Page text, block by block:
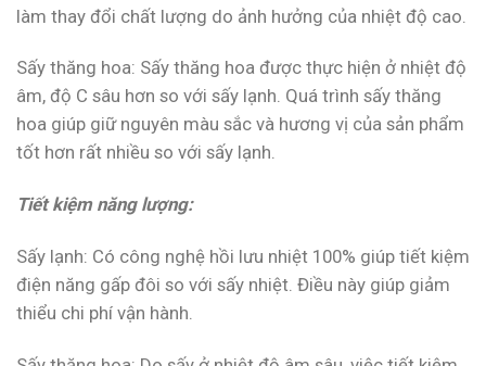
làm thay đổi chất lượng do ảnh hưởng của nhiệt độ cao.
Sấy thăng hoa: Sấy thăng hoa được thực hiện ở nhiệt độ
âm, độ C sâu hơn so với sấy lạnh. Quá trình sấy thăng
hoa giúp giữ nguyên màu sắc và hương vị của sản phẩm
tốt hơn rất nhiều so với sấy lạnh.
Tiết kiệm năng lượng:
Sấy lạnh: Có công nghệ hồi lưu nhiệt 100% giúp tiết kiệm
điện năng gấp đôi so với sấy nhiệt. Điều này giúp giảm
thiểu chi phí vận hành.